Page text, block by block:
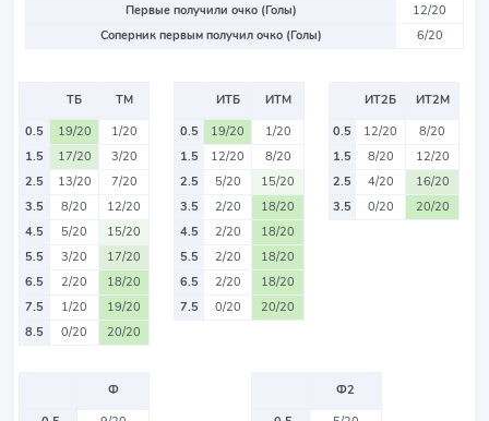
Первые получили очко (Голы)
12/20
Соперник первым получил очко (Голы)
6/20
ТБ
ТМ
0.5
19/20
1/20
1.5
17/20
3/20
2.5
13/20
7/20
3.5
8/20
12/20
4.5
5/20
15/20
5.5
3/20
17/20
6.5
2/20
18/20
7.5
1/20
19/20
8.5
0/20 20/20
ИТБ
ИТМ
0.5
19/20
1/20
1.5
12/20
8/20
2.5
5/20
15/20
3.5
2/20
18/20
4.5
2/20
18/20
5.5
2/20
18/20
6.5
2/20
18/20
7.5
0/20 20/20
ИТ2Б
ИТ2М
0.5
12/20
8/20
1.5
8/20
12/20
2.5
4/20
16/20
3.5
0/20 20/20
Ф
Ф2